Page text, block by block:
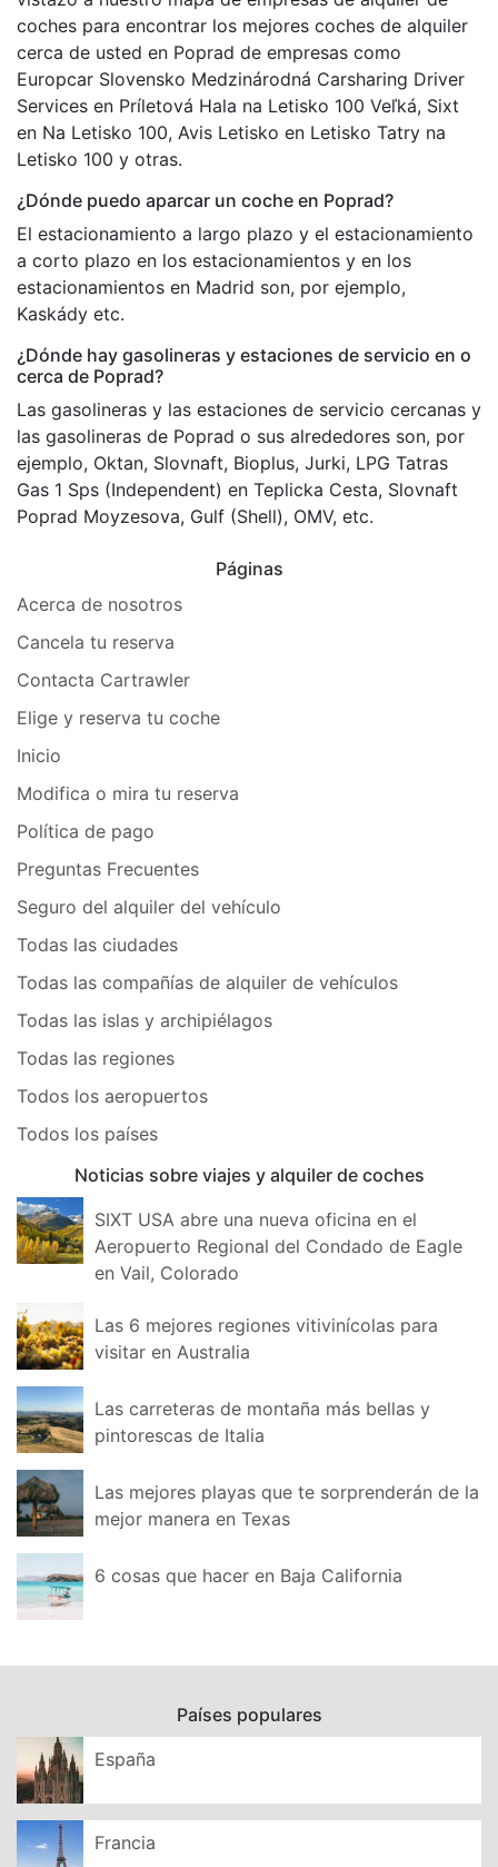
coches para encontrar los mejores coches de alquiler
cerca de usted en Poprad de empresas como
Europcar Slovensko Medzinárodná Carsharing Driver
Services en Príletová Hala na Letisko 100 Veľká, Sixt
en Na Letisko 100, Avis Letisko en Letisko Tatry na
Letisko 100 y otras.
¿Dónde puedo aparcar un coche en Poprad?
El estacionamiento a largo plazo y el estacionamiento
a corto plazo en los estacionamientos y en los
estacionamientos en Madrid son, por ejemplo,
Kaskády etc.
¿Dónde hay gasolineras y estaciones de servicio en o
cerca de Poprad?
Las gasolineras y las estaciones de servicio cercanas y
las gasolineras de Poprad o sus alrededores son, por
ejemplo, Oktan, Slovnaft, Bioplus, Jurki, LPG Tatras
Gas 1 Sps (Independent) en Teplicka Cesta, Slovnaft
Poprad Moyzesova, Gulf (Shell), OMV, etc.
Páginas
Acerca de nosotros
Cancela tu reserva
Contacta Cartrawler
Elige y reserva tu coche
Inicio
Modifica o mira tu reserva
Política de pago
Preguntas Frecuentes
Seguro del alquiler del vehículo
Todas las ciudades
Todas las compañías de alquiler de vehículos
Todas las islas y archipiélagos
Todas las regiones
Todos los aeropuertos
Todos los países
Noticias sobre viajes y alquiler de coches
SIXT USA abre una nueva oficina en el
Aeropuerto Regional del Condado de Eagle
en Vail, Colorado
Las 6 mejores regiones vitivinícolas para
visitar en Australia
Las carreteras de montaña más bellas y
pintorescas de Italia
Las mejores playas que te sorprenderán de la
mejor manera en Texas
6 cosas que hacer en Baja California
Países populares
España
Francia